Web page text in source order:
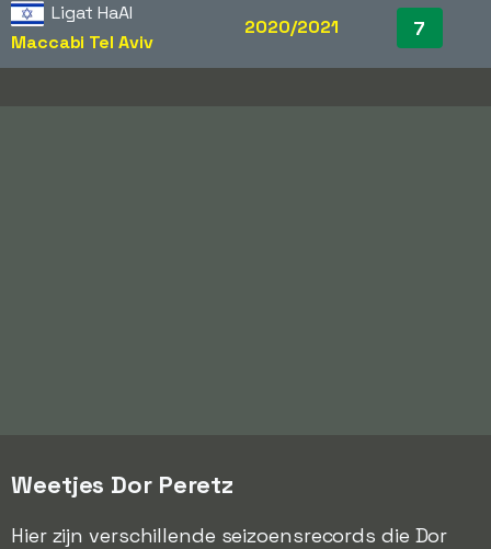
Ligat HaAl
Maccabi Tel Aviv
2020/2021 7
Weetjes Dor Peretz
Hier zijn verschillende seizoensrecords die Dor